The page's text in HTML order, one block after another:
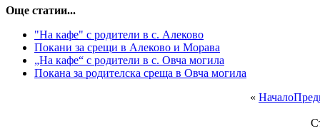
Още статии...
"На кафе" с родители в с. Алеково
Покани за срещи в Алеково и Морава
„На кафе“ с родители в с. Овча могила
Покана за родителска среща в Овча могила
« Начало